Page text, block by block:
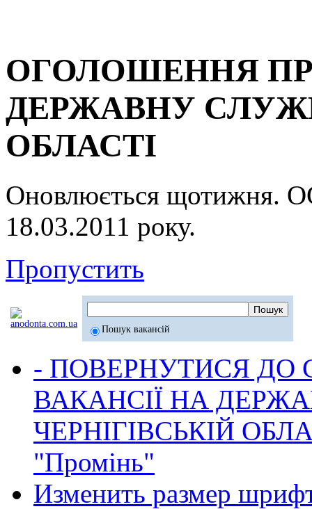
ОГОЛОШЕННЯ
ДЕРЖАВНУ
ОБЛАСТІ
Оновлюється
18.03.2011 року.
Пропустить
Пошук вакансій
- ПОВЕРНУТИСЯ ДО
ВАКАНСІЇ НА
ЧЕРНІГІВСЬКІЙ
"Промінь"
Изменить размер